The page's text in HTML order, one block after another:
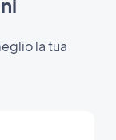
la tua